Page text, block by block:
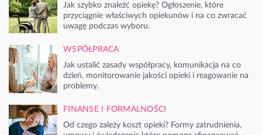
Jak szybko znaleźć opiekę? Ogłoszenie, które
przyciągnie właściwych opiekunów i na co zwracać
uwagę podczas wyboru.
WSPÓŁPRACA
Jak ustalić zasady współpracy, komunikacja na co
dzień, monitorowanie jakości opieki i reagowanie na
problemy.
FINANSE I FORMALNOŚCI
Od czego zależy koszt opieki? Formy zatrudnienia,